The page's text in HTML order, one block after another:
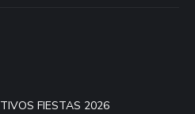
FIESTAS 2026